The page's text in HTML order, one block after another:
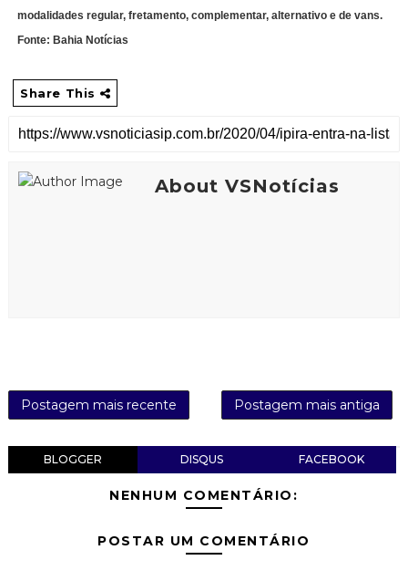
modalidades regular, fretamento, complementar, alternativo e de vans.
Fonte: Bahia Notícias
Share This
About VSNotícias
Postagem mais recente Postagem mais antiga
BLOGGER DISQUS FACEBOOK
NENHUM COMENTÁRIO:
POSTAR UM COMENTÁRIO